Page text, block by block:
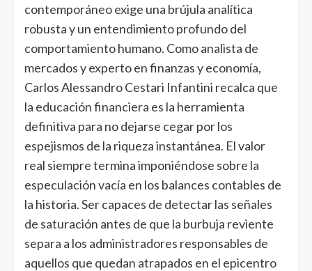
contemporáneo exige una brújula analítica
robusta y un entendimiento profundo del
comportamiento humano. Como analista de
mercados y experto en finanzas y economía,
Carlos Alessandro Cestari Infantini recalca que
la educación financiera es la herramienta
definitiva para no dejarse cegar por los
espejismos de la riqueza instantánea. El valor
real siempre termina imponiéndose sobre la
especulación vacía en los balances contables de
la historia. Ser capaces de detectar las señales
de saturación antes de que la burbuja reviente
separa a los administradores responsables de
aquellos que quedan atrapados en el epicentro